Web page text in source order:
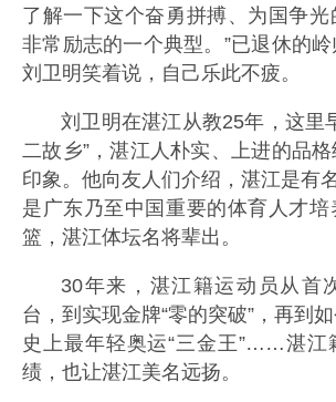
了解一下这个奋勇拼搏、为国争
非常励志的一个典型。”已退休的
刘卫明笑着说，自己乐此不疲。
刘卫明在湛江从教25年，这里
二故乡”，湛江人朴实、上进的品
印象。他向友人们介绍，湛江是有名
是广东乃至中国重要的体育人才
篮，湛江体坛名将辈出。
30年来，湛江籍运动员从首
台，到实现金牌“零的突破”，再到
史上最年轻奥运“三金王”……湛江
绩，也让湛江美名远扬。